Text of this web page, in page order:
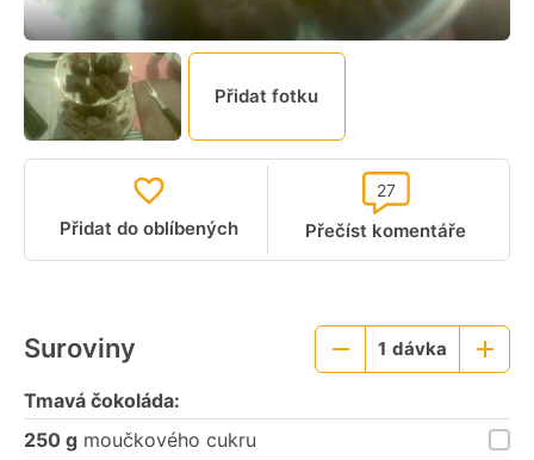
Přidat fotku
Přidat do oblíbených Přečíst komentáře
27
Suroviny
Menší
1 dávka
Větší
Tmavá čokoláda:
250 g moučkového cukru